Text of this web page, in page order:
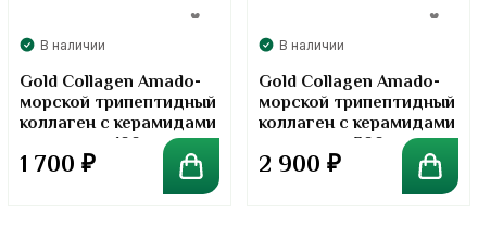
В наличии
Gold Collagen Amado-
морской трипептидный
коллаген с керамидами
в порошке. 100 грамм
1 700 ₽
В наличии
Gold Collagen Amado-
морской трипептидный
коллаген с керамидами
в порошке. 300 грамм
2 900 ₽